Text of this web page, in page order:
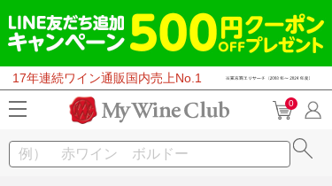
17年連続ワイン通販国内売上No.1
0